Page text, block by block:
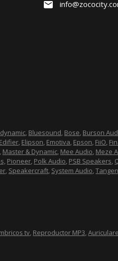
, Bluesound, Bose, Burson
Edifier, Elipson, Emotiva, Epson, FiiO,
, Master & Dynamic, Mee Audio, Meze
Pioneer, Polk Audio, PSB Speakers,
, Speakercraft, System Audio,
tv, Reproductor MP3,